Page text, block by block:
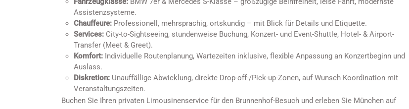
Assistenzsysteme.
Chauffeure: Professionell, mehrsprachig, ortskundig – mit Blick für Details und Etiquette.
Services: City-to-Sightseeing, stundenweise Buchung, Konzert- und Event-Shuttle, Hotel- & Airport-
Transfer (Meet & Greet).
Komfort: Individuelle Routenplanung, Wartezeiten inklusive, flexible Anpassung an Konzertbeginn und
Auslass.
Diskretion: Unauffällige Abwicklung, direkte Drop-off-/Pick-up-Zonen, auf Wunsch Koordination mit
Veranstaltungszeiten.
Buchen Sie Ihren privaten Limousinenservice für den Brunnenhof-Besuch und erleben Sie München auf